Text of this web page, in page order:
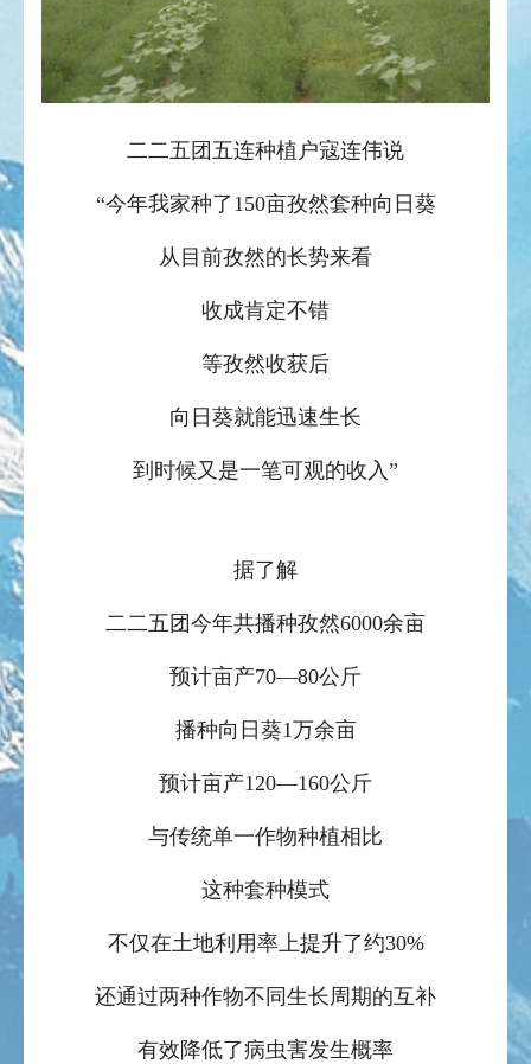
二二五团五连种植户寇连伟说
“今年我家种了150亩孜然套种向日葵
从目前孜然的长势来看
收成肯定不错
等孜然收获后
向日葵就能迅速生长
到时候又是一笔可观的收入”
据了解
二二五团今年共播种孜然6000余亩
预计亩产70—80公斤
播种向日葵1万余亩
预计亩产120—160公斤
与传统单一作物种植相比
这种套种模式
不仅在土地利用率上提升了约30%
还通过两种作物不同生长周期的互补
有效降低了病虫害发生概率